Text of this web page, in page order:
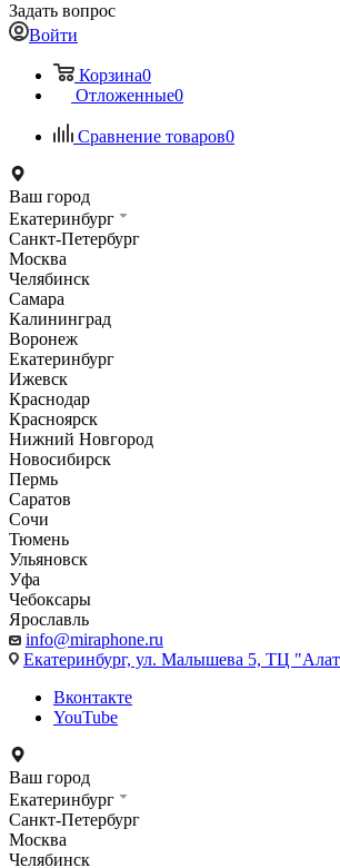
Задать вопрос
Войти
Корзина0
Отложенные0
Сравнение товаров0
Ваш город
Екатеринбург
Санкт-Петербург
Москва
Челябинск
Самара
Калининград
Воронеж
Екатеринбург
Ижевск
Краснодар
Красноярск
Нижний Новгород
Новосибирск
Пермь
Саратов
Сочи
Тюмень
Ульяновск
Уфа
Чебоксары
Ярославль
info@miraphone.ru
Екатеринбург, ул. Малышева 5, ТЦ
Вконтакте
YouTube
Ваш город
Екатеринбург
Санкт-Петербург
Москва
Челябинск